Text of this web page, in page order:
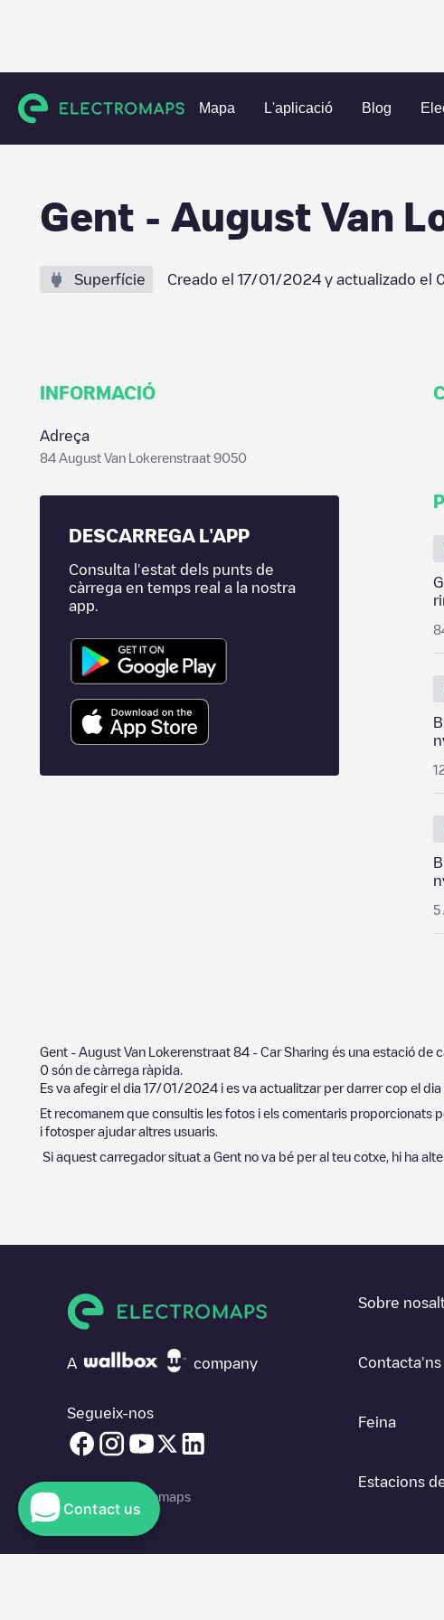
Mapa L'aplicació Blog
Charging stations Bèlgica Oost-Vlaanderen Gent Gent -
Gent - August Van
Superfície Creado el 17/01/2024 y actualizado el
INFORMACIÓ
Adreça
84 August Van Lokerenstraat 9050
DESCARREGA L'APP
Consulta l'estat dels punts de
càrrega en temps real a la nostra
app.
5
Gent - August Van Lokerenstraat 84 - Car Sharing és una estació de
0 són de càrrega ràpida.
Es va afegir el dia 17/01/2024 i es va actualitzar per darrer cop el dia
Et recomanem que consultis les fotos i els comentaris
i fotosper ajudar altres usuaris.
Si aquest carregador situat a Gent no va bé per al teu cotxe, hi ha
A company
Segueix-nos
© 2026 Electromaps
Sobre
Contacta'ns
Feina
Estacions
Contact us